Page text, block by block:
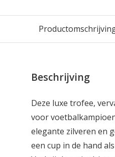
Beschrijving
Deze luxe trofee,
voor
elegante zilveren en
een cup in de hand